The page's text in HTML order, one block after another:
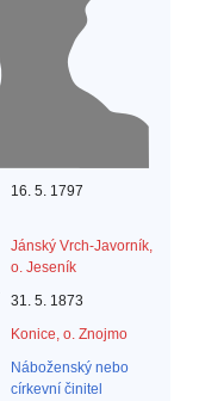
16. 5. 1797
Jánský Vrch-Javorník,
o. Jeseník
31. 5. 1873
Konice, o. Znojmo
Náboženský nebo
církevní činitel‎